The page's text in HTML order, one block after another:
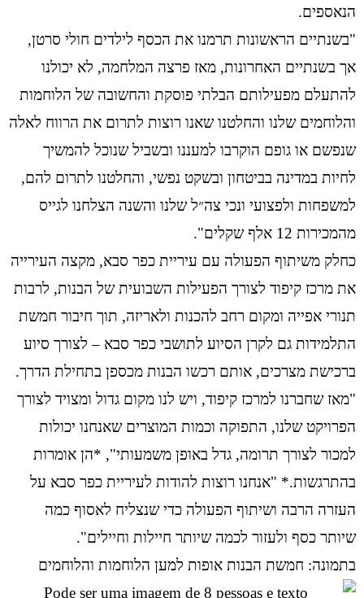
הנאספים.
"בשנתיים הראשונות תרמנו את הכסף לילדים חולי סרטן,
אך בשנתיים האחרונות, מאז פרצה המלחמה, לא יכולנו
להתעלם מפעילותם הבלתי פוסקת והחשובה של הלוחמות
והלוחמים שלנו והחלטנו שאנו רוצות לתרום את הרווח לאלה
שנפשם או גופם הוקרבו למעננו ובשביל שנוכל להמשיך
לחיות במדינה בביטחון ובשקט נפשי, והחלטנו לתרום להם,
למשפחות ולפצועי ונכי צה״ל שלנו והשנה הצלחנו לגייס
מהמכירות 12 אלף שקלים".
כחלק משיתוף הפעולה עם עיריית כפר סבא, ⁠מקצה העירייה
את מרכז קיפוד לצורך הפעילות השבועית של הבנות, לרבות
תנורי אפייה ומקום רחב להכנות ולאריזה, תוך חיבור חמשת
התלמידות גם לקרן הסיוע לתושבי כפר סבא – לצורך סיוע
ברכישת מצרכים, אותם רכשו הבנות מכספן בתחילת הדרך.
"מאז שחברנו למרכז קיפוד, ויש לנו מקום גדול ומצויד לצורך
הפרויקט שלנו, התפוקה וכמות המוצרים שאנחנו יכולות
למכור לצורך תרומה, גדל באופן משמעותי", *הן אומרות
בהתרגשות.* "אנחנו רוצות להודות לעיריית כפר סבא על
העזרה הרבה ושיתוף הפעולה כדי שנצליח לאסוף כמה
שיותר כסף ולעזור לכמה שיותר חיילות וחיילים".
בתמונה: חמשת הבנות אופות למען הלוחמות והלוחמים